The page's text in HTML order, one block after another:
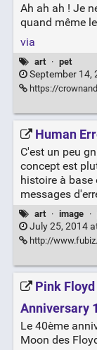
Ah ah ah ! Je
quand même
via
art · pet
September 14,
https://
Human
C'est un peu
concept est
histoire à base
messages
art · image ·
July 25, 2014
http://
Pink
Anniversary
Le 40ème
Moon des